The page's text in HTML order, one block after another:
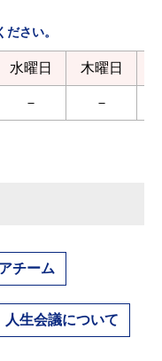
さい。
水曜日 木曜日
－ －
チーム
人生会議について